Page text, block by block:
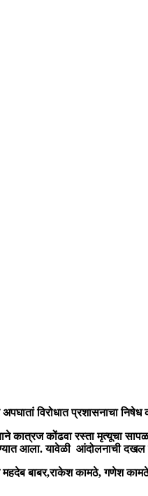
अपघातां विरोधात प्रशासनाचा निषेध
कात्रज कोंढवा रस्ता मृत्यूचा
आला.यावेळी आंदोलनाची दखल
महदेब बाबर,राकेश कामठे,गणेश